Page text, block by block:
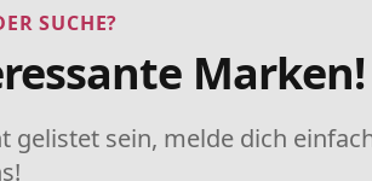
SUCHE?
Marken!
gelistet sein, melde dich